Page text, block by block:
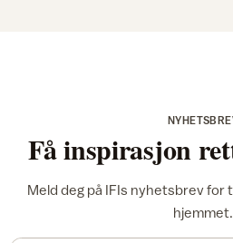
Få inspirasjon
Meld deg på IFIs nyhetsbrev for
hjemmet.